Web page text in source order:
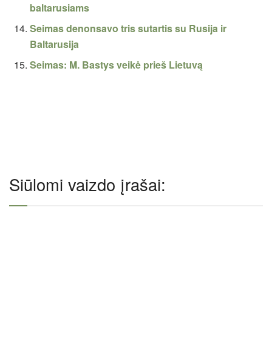
baltarusiams
Seimas denonsavo tris sutartis su Rusija ir
Baltarusija
Seimas: M. Bastys veikė prieš Lietuvą
Siūlomi vaizdo įrašai: